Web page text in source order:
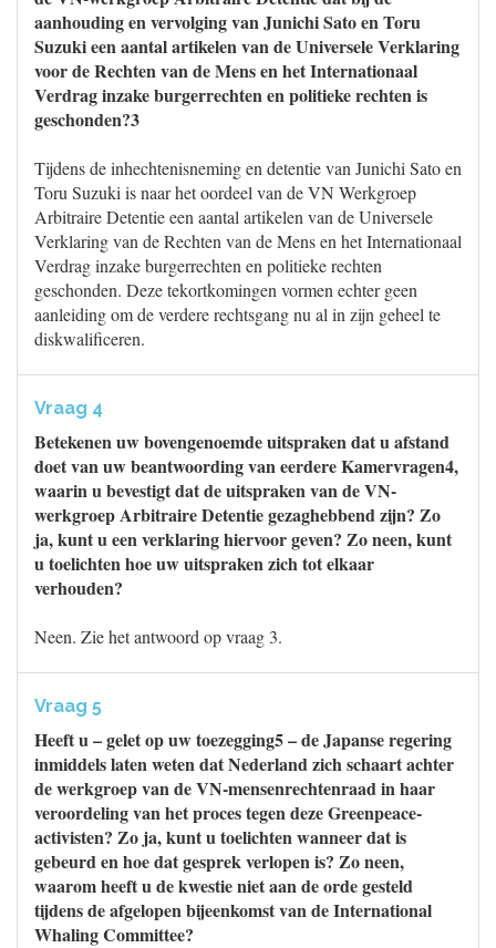
aanhouding en vervolging van Junichi Sato en Toru
Suzuki een aantal artikelen van de Universele Verklaring
voor de Rechten van de Mens en het Internationaal
Verdrag inzake burgerrechten en politieke rechten is
geschonden?3
Tijdens de inhechtenisneming en detentie van Junichi Sato en
Toru Suzuki is naar het oordeel van de VN Werkgroep
Arbitraire Detentie een aantal artikelen van de Universele
Verklaring van de Rechten van de Mens en het Internationaal
Verdrag inzake burgerrechten en politieke rechten
geschonden. Deze tekortkomingen vormen echter geen
aanleiding om de verdere rechtsgang nu al in zijn geheel te
diskwalificeren.
Vraag 4
Betekenen uw bovengenoemde uitspraken dat u afstand
doet van uw beantwoording van eerdere Kamervragen4,
waarin u bevestigt dat de uitspraken van de VN-
werkgroep Arbitraire Detentie gezaghebbend zijn? Zo
ja, kunt u een verklaring hiervoor geven? Zo neen, kunt
u toelichten hoe uw uitspraken zich tot elkaar
verhouden?
Neen. Zie het antwoord op vraag 3.
Vraag 5
Heeft u – gelet op uw toezegging5 – de Japanse regering
inmiddels laten weten dat Nederland zich schaart achter
de werkgroep van de VN-mensenrechtenraad in haar
veroordeling van het proces tegen deze Greenpeace-
activisten? Zo ja, kunt u toelichten wanneer dat is
gebeurd en hoe dat gesprek verlopen is? Zo neen,
waarom heeft u de kwestie niet aan de orde gesteld
tijdens de afgelopen bijeenkomst van de International
Whaling Committee?